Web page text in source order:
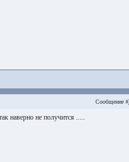
Сообщение #
наверно не получится .....